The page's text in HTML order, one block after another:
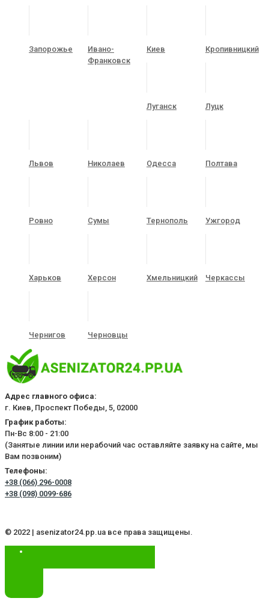
Запорожье
Ивано-
Франковск
Киев Кропивницкий
Луганск Луцк
Львов Николаев Одесса Полтава
Ровно Сумы Тернополь Ужгород
Харьков Херсон Хмельницкий Черкассы
Чернигов Черновцы
Адрес главного офиса:
г. Киев, Проспект Победы, 5, 02000
График работы:
Пн-Вс 8:00 - 21:00
(Занятые линии или нерабочий час оставляйте заявку на сайте, мы
Вам позвоним)
Телефоны:
+38 (066) 296-0008
+38 (098) 0099-686
© 2022 | asenizator24.pp.ua все права защищены.